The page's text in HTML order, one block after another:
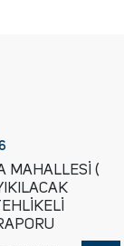
MAHALLESİ (